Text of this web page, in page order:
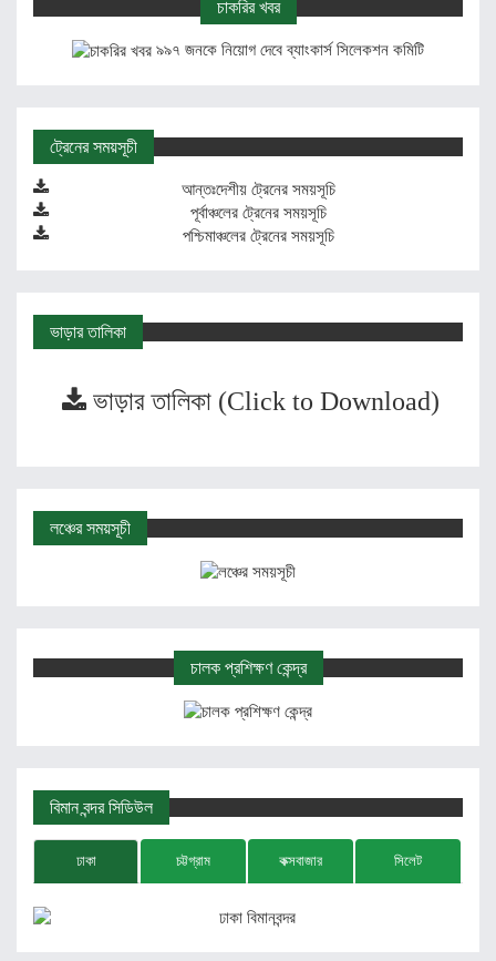
চাকরির খবর
৯৯৭ জনকে নিয়োগ দেবে ব্যাংকার্স সিলেকশন কমিটি
ট্রেনের সময়সূচী
আন্তঃদেশীয় ট্রেনের সময়সূচি
পূর্বাঞ্চলের ট্রেনের সময়সূচি
পশ্চিমাঞ্চলের ট্রেনের সময়সূচি
ভাড়ার তালিকা
ভাড়ার তালিকা (Click to Download)
লঞ্চের সময়সূচী
চালক প্রশিক্ষণ কেন্দ্র
বিমান বন্দর সিডিউল
ঢাকা চট্টগ্রাম কক্সবাজার সিলেট